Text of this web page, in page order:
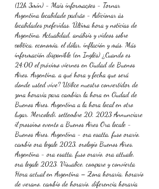
(12h 3min) - Mais informações - Tornar
Argentina localidade padrão - Adicionar às
localidades preferidas. Última hora y noticias de
Argentina. Actualidad, análisis y vídeos sobre
política, economía, el dólar, inflación y más. Más
información disponible (en Inglés) ¿Cuando es
24:00 el próximo viernes en Ciudad de Buenos
Aires, Argentina, a qué hora y fecha que será
donde usted vive? Utilice nuestro convertidor de
zona horaria para cambiar la hora en Ciudad de
Buenos Aires, Argentina a la hora local en otro
lugar. Mercoledì, settembre 20, 2023 Annunciare
il prossimo evento a Buenos Aires Ora locale -
Buenos Aires, Argentina - ora esatta, fuso orario,
cambio ora legale 2023, orologio Buenos Aires,
Argentina - ora esatta, fuso orario, ora attuale,
ora legale 2023. Visualice, compare y convierta
Hora actual en Argentina – Zona horaria, horario
de verano, cambio de horario, diferencia horaria